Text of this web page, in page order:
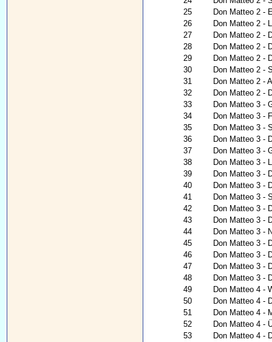
25
Don Matteo 2 -
26
Don Matteo 2 -
27
Don Matteo 2 -
28
Don Matteo 2 -
29
Don Matteo 2 -
30
Don Matteo 2 -
31
Don Matteo 2 -
32
Don Matteo 2 -
33
Don Matteo 3 -
34
Don Matteo 3 -
35
Don Matteo 3 -
36
Don Matteo 3 -
37
Don Matteo 3 -
38
Don Matteo 3 -
39
Don Matteo 3 -
40
Don Matteo 3 -
41
Don Matteo 3 -
42
Don Matteo 3 -
43
Don Matteo 3 -
44
Don Matteo 3 -
45
Don Matteo 3 -
46
Don Matteo 3 -
47
Don Matteo 3 -
48
Don Matteo 3 -
49
Don Matteo 4 -
50
Don Matteo 4 -
51
Don Matteo 4 -
52
Don Matteo 4 -
53
Don Matteo 4 -